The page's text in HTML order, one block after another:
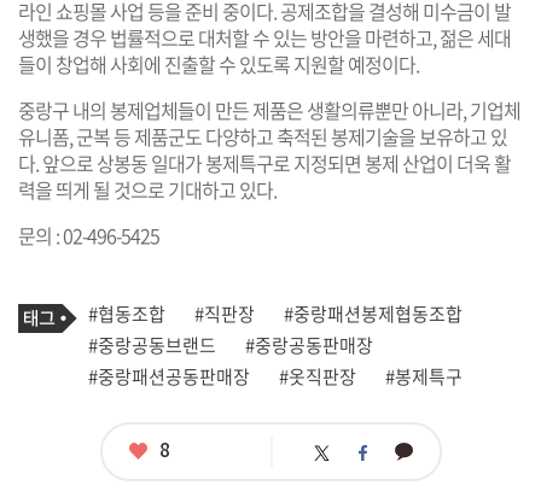
라인 쇼핑몰 사업 등을 준비 중이다. 공제조합을 결성해 미수금이 발
생했을 경우 법률적으로 대처할 수 있는 방안을 마련하고, 젊은 세대
들이 창업해 사회에 진출할 수 있도록 지원할 예정이다.
중랑구 내의 봉제업체들이 만든 제품은 생활의류뿐만 아니라, 기업체
유니폼, 군복 등 제품군도 다양하고 축적된 봉제기술을 보유하고 있
다. 앞으로 상봉동 일대가 봉제특구로 지정되면 봉제 산업이 더욱 활
력을 띄게 될 것으로 기대하고 있다.
문의 : 02-496-5425
기
사
관
련
태
태
그
#협동조합 #직판장
#중랑패션봉제협동조합
#중랑공동브랜드
#중랑공동판매장
#중랑패션공동판매장
#옷직판장 #봉제특구
좋
8 트 페 카